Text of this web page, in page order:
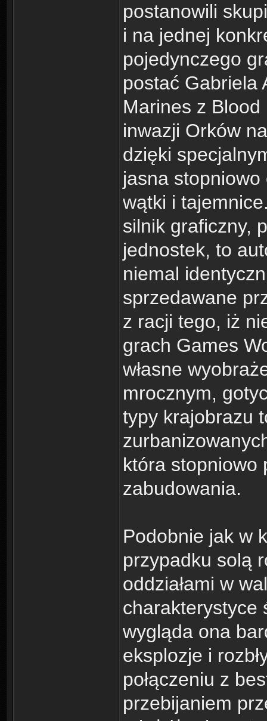
postanowili
i na jednej
pojedynczego
postać Gabriela
Marines z Blood
inwazji Orków
dzięki
jasna
wątki i
silnik graficzny,
jednostek, to
niemal
sprzedawane
z racji tego, iż
grach Games
własne
mrocznym,
typy krajobrazu
która stopniowo
zabudowania.
Podobnie jak w
przypadku solą
oddziałami w
charakterystyce
wygląda ona
eksplozje i
połączeniu z
przebijaniem